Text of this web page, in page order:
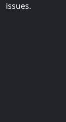
issues.